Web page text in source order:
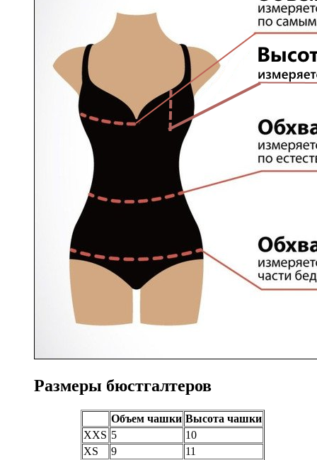
Размеры бюстгалтеров
Объем чашки Высота чашки
XXS 5
10
XS
9
11